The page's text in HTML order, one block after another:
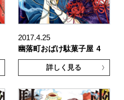
2017.4.25
幽落町おばけ駄菓子屋 4
詳しく見る